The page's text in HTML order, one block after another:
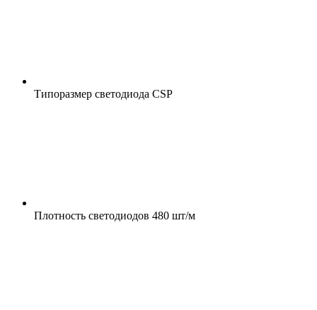
Типоразмер светодиода CSP
Плотность светодиодов 480 шт/м